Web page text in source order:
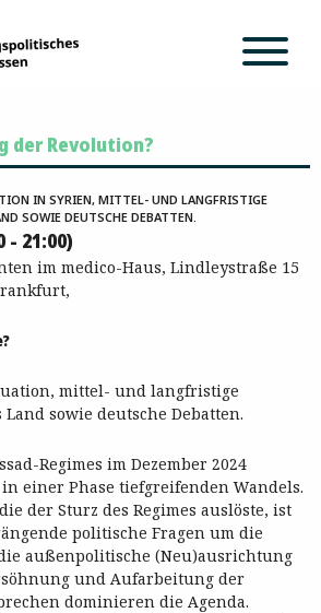
der Revolution?
IN SYRIEN, MITTEL- UND LANGFRISTIGE
SOWIE DEUTSCHE DEBATTEN.
- 21:00)
im medico-Haus, Lindleystraße 15
mittel- und langfristige
sowie deutsche Debatten.
Regimes im Dezember 2024
einer Phase tiefgreifenden Wandels.
der Sturz des Regimes auslöste, ist
politische Fragen um die
außenpolitische (Neu)ausrichtung
und Aufarbeitung der
dominieren die Agenda.